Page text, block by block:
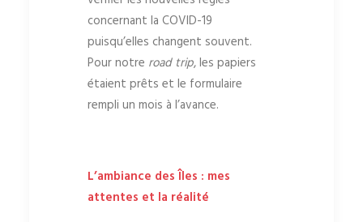
concernant la COVID-19
puisqu’elles changent souvent.
Pour notre road trip, les papiers
étaient prêts et le formulaire
rempli un mois à l’avance.
L’ambiance des Îles : mes
attentes et la réalité